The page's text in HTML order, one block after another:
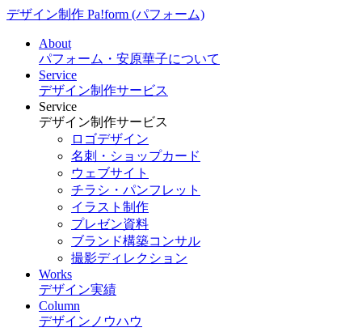
デザイン制作 Pa!form (パフォーム)
About
パフォーム・安原華子について
Service
デザイン制作サービス
Service
デザイン制作サービス
ロゴデザイン
名刺・ショップカード
ウェブサイト
チラシ・パンフレット
イラスト制作
プレゼン資料
ブランド構築コンサル
撮影ディレクション
Works
デザイン実績
Column
デザインノウハウ